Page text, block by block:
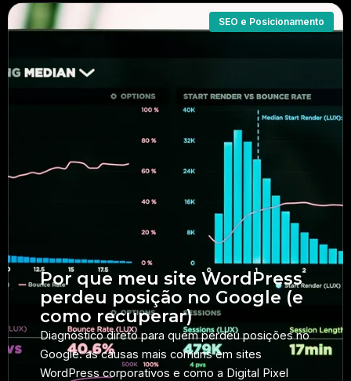
Por que meu site WordPress
perdeu posição no Google (e
como recuperar)
Diagnóstico direto para quem perdeu posições no
Google: as causas mais comuns em sites
WordPress corporativos e como a Digital Pixel
SEO e Posicionamento